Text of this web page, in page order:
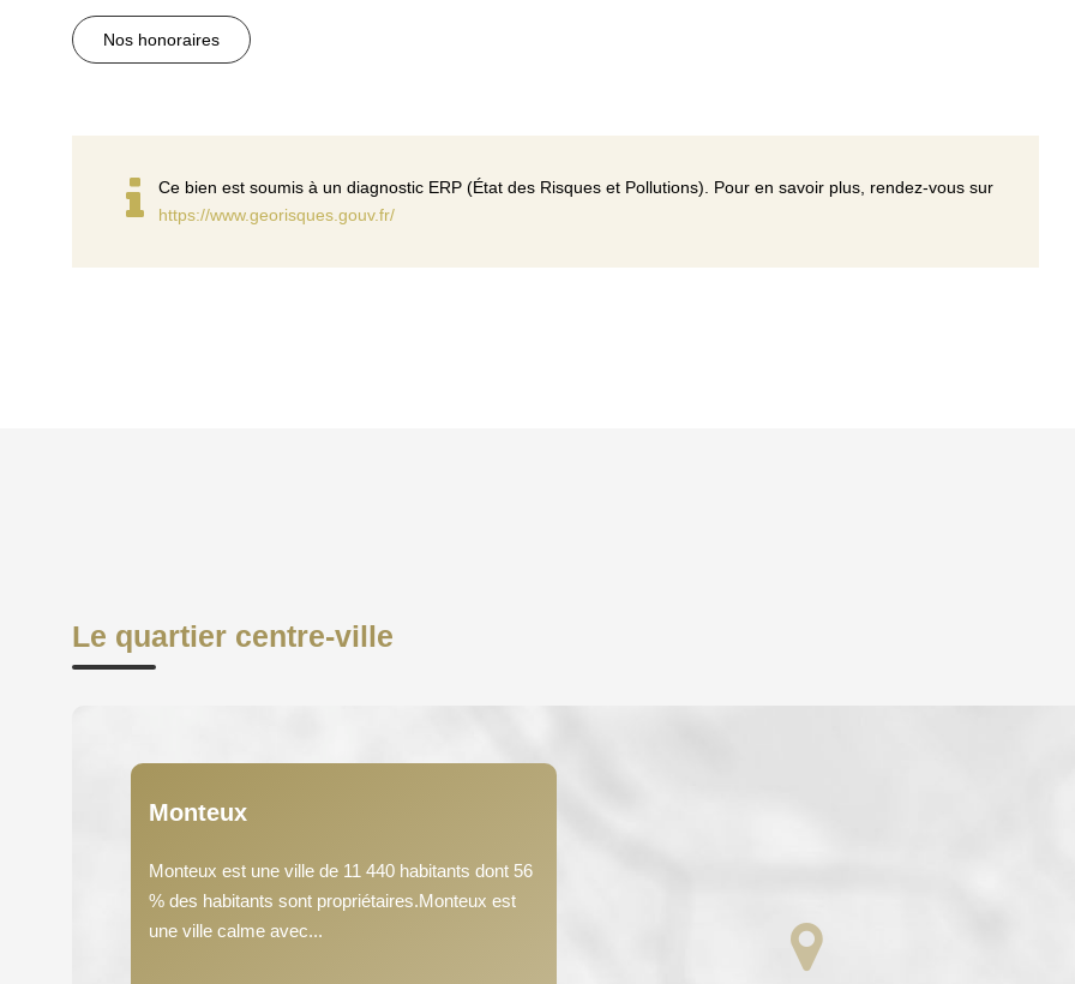
Nos honoraires
Ce bien est soumis à un diagnostic ERP (État des Risques et Pollutions). Pour en savoir plus, rendez-vous sur
https://www.georisques.gouv.fr/
Le quartier centre-ville
Monteux
Monteux est une ville de 11 440 habitants dont 56
% des habitants sont propriétaires.Monteux est
une ville calme avec...